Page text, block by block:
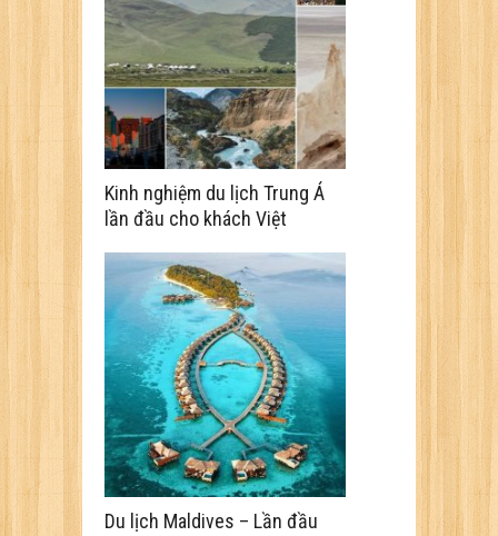
Kinh nghiệm du lịch Trung Á
lần đầu cho khách Việt
Du lịch Maldives – Lần đầu